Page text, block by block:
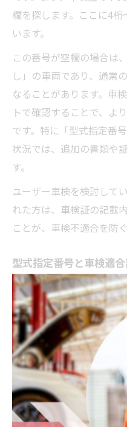
欄を探します。ここに4
います。
この番号が空欄の場合は
し」の車両であり、通常
なることがあります。車
トで確認することで、よ
です。特に「型式指定番
状況では、追加の書類や
す。
ユーザー車検を検討して
れた方は、車検証の記載
ことが、車検不適合を防
型式指定番号と車検適
型式指定番号は、車検適
要な役割を果たします。
異なれば、必要な消耗品
な型式指定番号の把握が
例えば「車 型式一覧 ト
に適合するブレーキパッ
なることがわかります。
と、再手配による時間的